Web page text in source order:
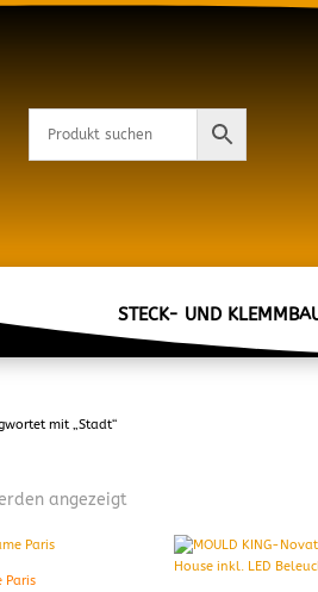
STECK- UND
mit „Stadt“
angezeigt
Paris